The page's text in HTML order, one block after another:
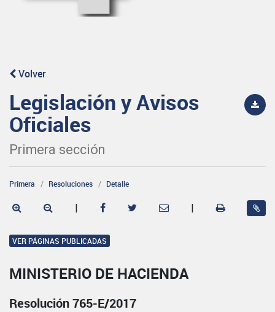
Volver
Legislación y Avisos
Oficiales
Primera sección
Primera Resoluciones Detalle
| |
VER PÁGINAS PUBLICADAS
MINISTERIO DE HACIENDA
Resolución 765-E/2017